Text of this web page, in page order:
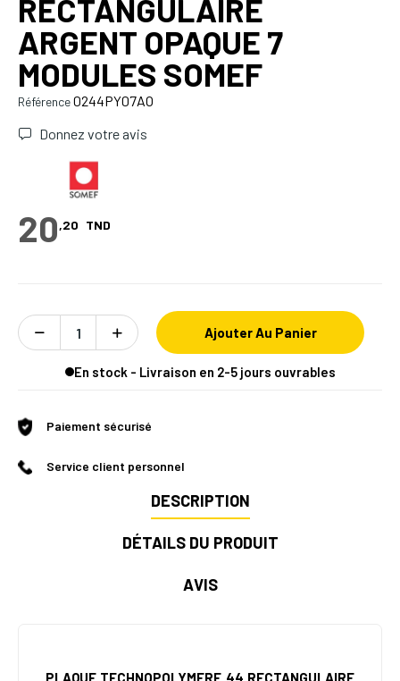
RECTANGULAIRE
ARGENT OPAQUE 7
MODULES SOMEF
Référence0244PY07AO
Donnez votre avis
20,20 TND
Ajouter Au Panier
En stock - Livraison en 2-5 jours ouvrables
Paiement sécurisé
Service client personnel
DESCRIPTION
DÉTAILS DU PRODUIT
AVIS